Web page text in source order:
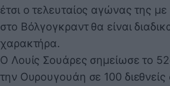
έτσι ο τελευταίος αγώνας της
στο Βόλγογκραντ θα είναι
χαρακτήρα.
Ο Λουίς Σουάρες σημείωσε το
την Ουρουγουάη σε 100 διεθνείς